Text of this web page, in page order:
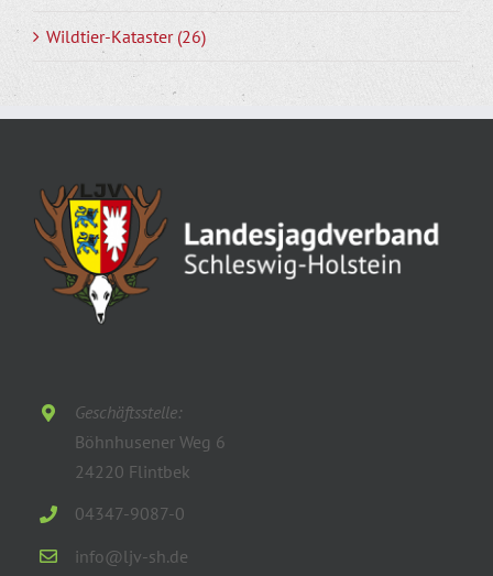
Wildtier-Kataster (26)
Geschäftsstelle:
Böhnhusener Weg 6
24220 Flintbek
04347-9087-0
info@ljv-sh.de